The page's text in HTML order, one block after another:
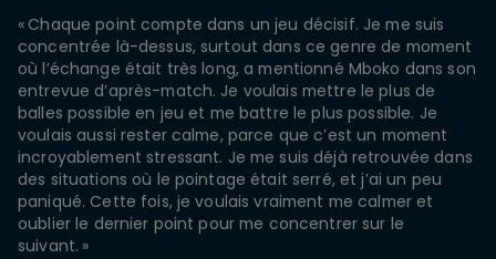
« Chaque point compte dans un jeu décisif. Je me suis
concentrée là-dessus, surtout dans ce genre de moment
où l’échange était très long, a mentionné Mboko dans son
entrevue d’après-match. Je voulais mettre le plus de
balles possible en jeu et me battre le plus possible. Je
voulais aussi rester calme, parce que c’est un moment
incroyablement stressant. Je me suis déjà retrouvée dans
des situations où le pointage était serré, et j’ai un peu
paniqué. Cette fois, je voulais vraiment me calmer et
oublier le dernier point pour me concentrer sur le
suivant. »